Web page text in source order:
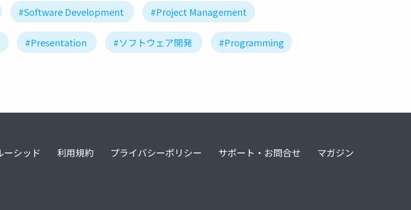
#Software Development #Project Management
#Presentation #ソフトウェア開発 #Programming
ーシッド 利用規約 プライバシーポリシー サポート・お問合せ マガジン